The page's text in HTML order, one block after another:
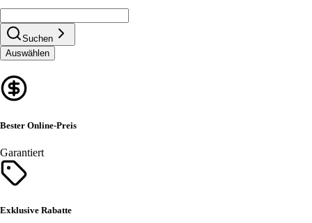
Suchen
Auswählen
Bester Online-Preis
Garantiert
Exklusive Rabatte